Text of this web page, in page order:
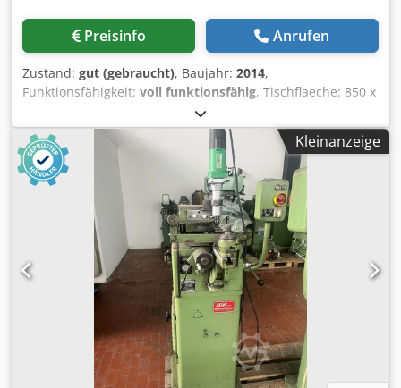
Preisinfo Anrufen
Zustand: gut (gebraucht), Baujahr: 2014,
Funktionsfähigkeit: voll funktionsfähig, Tischflaeche: 850 x
400 mm Magnettisch: 800 x 400 x 105 mm Max
Tischbewegung (X x Y): 950 x 440 mm Max Gewicht des
Werkstückes: 700 kg (auf dem Magnesstisch 230 kg) T-Nute
auf dem Tisch: 3 Stk. x 17 mm Abstand zwische dem Tisch
und Spindelmitte: 47,5 – 547,5 mm Schleifscheibe D355 x
38 x d127 mm Drehzahl: 1500 / 1800 U/Min (50Hz / 60Hz)
Spindelantrieb: 3,7 kW / 4,0 kW Langsbewegung: 3 – 25
M/Min (hydraulisch und stufenlos) Querbewegung: 1 –
1000 mm/Min Vertikaler Vorschubbereich: 1 – 1000
mm/Min Kleinste Zustellbetrag: 0,0001 mm – 0,0002 mm
Gewicht der Maschine 4000 Kg Abmessungen LxBxH =
3310 x 2228 x 2710 mm Chodpey T Nuwefx Adyea Zubehör,
Ausstattung - Halbautomatische Funktion - Magnettisch
800 x 400 mm - Kühlmittelanlage mit magnetischen
Separator - Papierbandfilter - Maschinenfüsse - Digitaler
Kleinanzeige